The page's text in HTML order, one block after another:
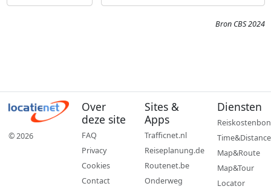
Bron CBS 2024
© 2026
Over
deze site
FAQ
Privacy
Cookies
Contact
Sites &
Apps
Trafficnet.nl
Reiseplanung.de
Routenet.be
Onderweg
Diensten
Reiskostenbon
Time&Distance
Map&Route
Map&Tour
Locator